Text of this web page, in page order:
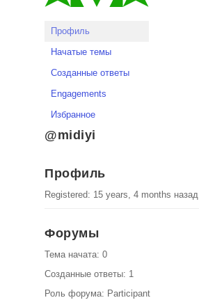
Профиль
Начатые темы
Созданные ответы
Engagements
Избранное
@midiyi
Профиль
Registered: 15 years, 4 months назад
Форумы
Тема начата: 0
Созданные ответы: 1
Роль форума: Participant